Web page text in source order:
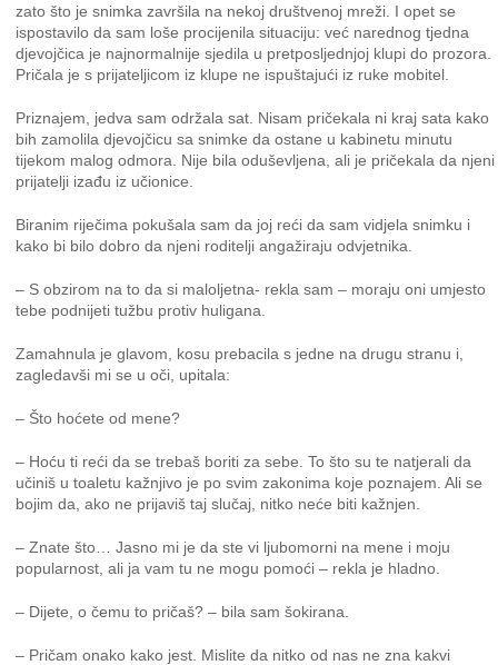
zato što je snimka završila na nekoj društvenoj mreži. I opet se
ispostavilo da sam loše procijenila situaciju: već narednog tjedna
djevojčica je najnormalnije sjedila u pretposljednjoj klupi do prozora.
Pričala je s prijateljicom iz klupe ne ispuštajući iz ruke mobitel.
Priznajem, jedva sam održala sat. Nisam pričekala ni kraj sata kako
bih zamolila djevojčicu sa snimke da ostane u kabinetu minutu
tijekom malog odmora. Nije bila oduševljena, ali je pričekala da njeni
prijatelji izađu iz učionice.
Biranim riječima pokušala sam da joj reći da sam vidjela snimku i
kako bi bilo dobro da njeni roditelji angažiraju odvjetnika.
– S obzirom na to da si maloljetna- rekla sam – moraju oni umjesto
tebe podnijeti tužbu protiv huligana.
Zamahnula je glavom, kosu prebacila s jedne na drugu stranu i,
zagledavši mi se u oči, upitala:
– Što hoćete od mene?
– Hoću ti reći da se trebaš boriti za sebe. To što su te natjerali da
učiniš u toaletu kažnjivo je po svim zakonima koje poznajem. Ali se
bojim da, ako ne prijaviš taj slučaj, nitko neće biti kažnjen.
– Znate što… Jasno mi je da ste vi ljubomorni na mene i moju
popularnost, ali ja vam tu ne mogu pomoći – rekla je hladno.
– Dijete, o čemu to pričaš? – bila sam šokirana.
– Pričam onako kako jest. Mislite da nitko od nas ne zna kakvi